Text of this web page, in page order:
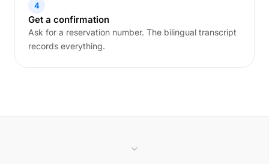
4
Get a confirmation
Ask for a reservation number. The bilingual transcript
records everything.